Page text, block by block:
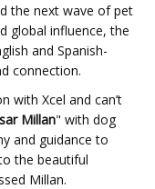
the next wave of pet
global influence, the
and Spanish-
connection.
with Xcel and can’t
Millan" with dog
and guidance to
the beautiful
Millan.